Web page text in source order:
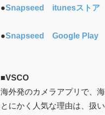
●Snapseed itunesストア
●Snapseed Google Play
■VSCO
海外発のカメラアプリで、
とにかく人気な理由は、扱